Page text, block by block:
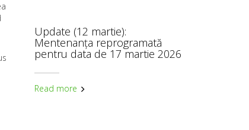
Update (12 martie):
Mentenanța reprogramată
pentru data de 17 martie 2026
Read more